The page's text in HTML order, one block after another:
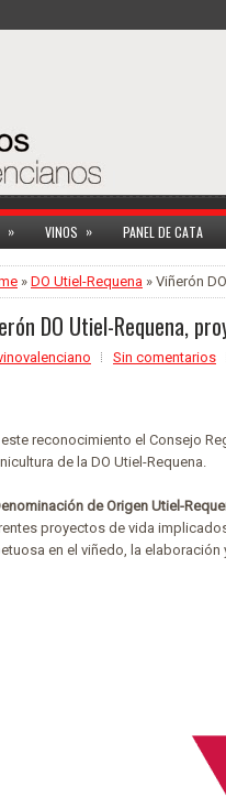
» VINOS » PANEL DE CATA
» DO Utiel-Requena » Viñerón
DO Utiel-Requena,
Sin comentarios
reconocimiento el Consejo
de la DO Utiel-Requena.
de Origen Utiel-
proyectos de vida
en el viñedo, la